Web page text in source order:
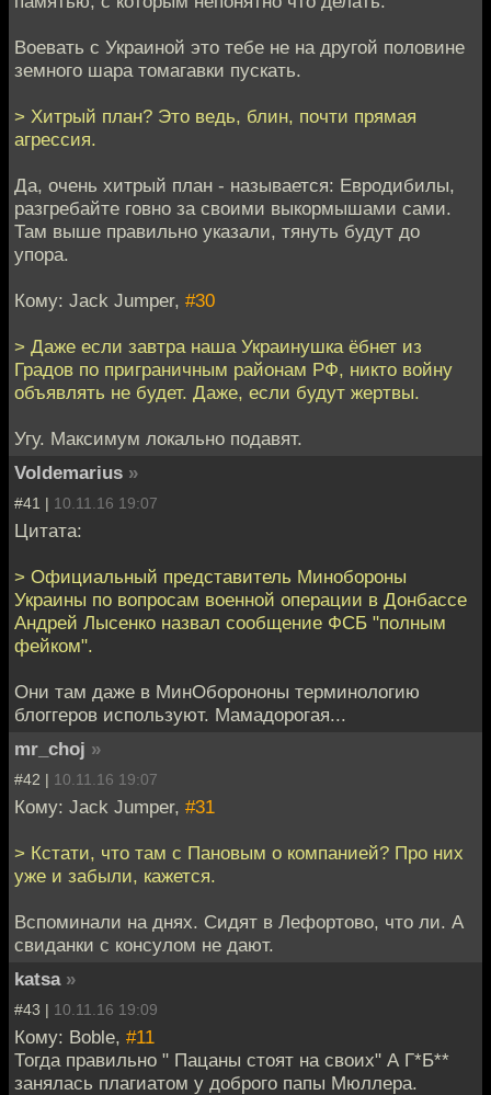
Воевать с Украиной это тебе не на другой половине
земного шара томагавки пускать.
> Хитрый план? Это ведь, блин, почти прямая
агрессия.
Да, очень хитрый план - называется: Евродибилы,
разгребайте говно за своими выкормышами сами.
Там выше правильно указали, тянуть будут до
упора.
Кому: Jack Jumper, #30
> Даже если завтра наша Украинушка ёбнет из
Градов по приграничным районам РФ, никто войну
объявлять не будет. Даже, если будут жертвы.
Угу. Максимум локально подавят.
Voldemarius »
#41 | 10.11.16 19:07
Цитата:
> Официальный представитель Минобороны
Украины по вопросам военной операции в Донбассе
Андрей Лысенко назвал сообщение ФСБ "полным
фейком".
Они там даже в МинОборононы терминологию
блоггеров используют. Мамадорогая...
mr_choj »
#42 | 10.11.16 19:07
Кому: Jack Jumper, #31
> Кстати, что там с Пановым о компанией? Про них
уже и забыли, кажется.
Вспоминали на днях. Сидят в Лефортово, что ли. А
свиданки с консулом не дают.
katsa »
#43 | 10.11.16 19:09
Кому: Boble, #11
Тогда правильно " Пацаны стоят на своих" А Г*Б**
занялась плагиатом у доброго папы Мюллера.